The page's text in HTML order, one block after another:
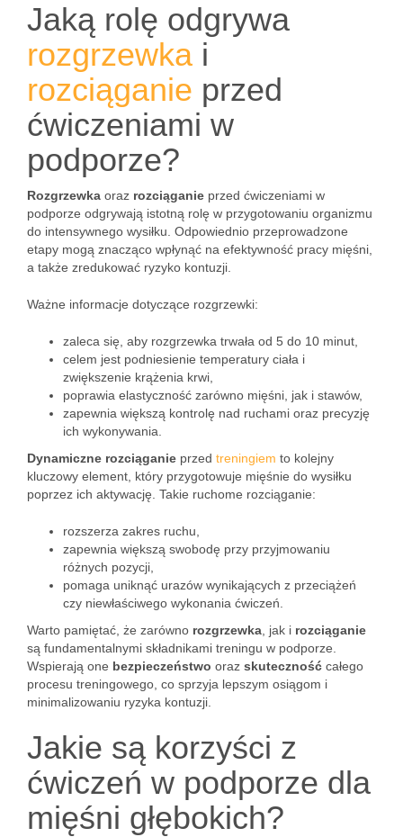
Jaką rolę odgrywa
rozgrzewka i
rozciąganie przed
ćwiczeniami w
podporze?
Rozgrzewka oraz rozciąganie przed ćwiczeniami w
podporze odgrywają istotną rolę w przygotowaniu organizmu
do intensywnego wysiłku. Odpowiednio przeprowadzone
etapy mogą znacząco wpłynąć na efektywność pracy mięśni,
a także zredukować ryzyko kontuzji.
Ważne informacje dotyczące rozgrzewki:
zaleca się, aby rozgrzewka trwała od 5 do 10 minut,
celem jest podniesienie temperatury ciała i
zwiększenie krążenia krwi,
poprawia elastyczność zarówno mięśni, jak i stawów,
zapewnia większą kontrolę nad ruchami oraz precyzję
ich wykonywania.
Dynamiczne rozciąganie przed treningiem to kolejny
kluczowy element, który przygotowuje mięśnie do wysiłku
poprzez ich aktywację. Takie ruchome rozciąganie:
rozszerza zakres ruchu,
zapewnia większą swobodę przy przyjmowaniu
różnych pozycji,
pomaga uniknąć urazów wynikających z przeciążeń
czy niewłaściwego wykonania ćwiczeń.
Warto pamiętać, że zarówno rozgrzewka , jak i rozciąganie
są fundamentalnymi składnikami treningu w podporze.
Wspierają one bezpieczeństwo oraz skuteczność całego
procesu treningowego, co sprzyja lepszym osiągom i
minimalizowaniu ryzyka kontuzji.
Jakie są korzyści z
ćwiczeń w podporze dla
mięśni głębokich?